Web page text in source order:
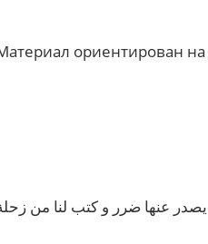
ориентирован
عنها ضرر و كتب لنا من